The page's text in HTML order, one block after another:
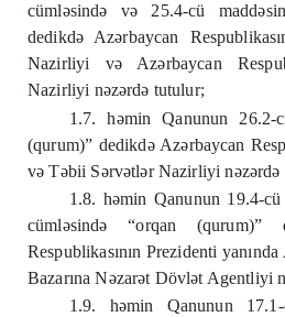
cümləsində və 25.4-cü
dedikdə Azərbaycan
Nazirliyi və Azərbaycan
Nazirliyi nəzərdə tutulur;
1.7. həmin Qanunun 26.2-
(qurum)” dedikdə Azərbaycan
və Təbii Sərvətlər Nazirliyi nəzərdə
1.8. həmin Qanunun 19.4-
cümləsində “orqan (qurum)”
Respublikasının Prezidenti
Bazarına Nəzarət Dövlət Agentliyi
1.9. həmin Qanunun